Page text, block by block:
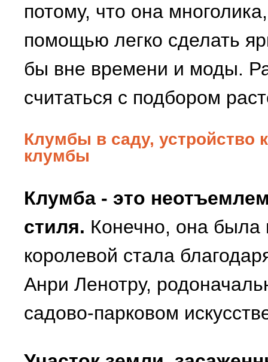
потому, что она
помощью легко сделать
бы вне времени и моды.
считаться с подбором
Клумбы в саду,
клумбы
Клумба - это
стиля. Конечно, она была
королевой стала
Анри Ленотру,
садово-парковом